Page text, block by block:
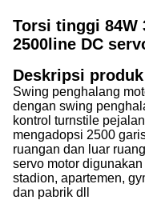
Torsi tinggi 84W
2500line DC
Deskripsi produk
Swing penghalang
dengan swing
kontrol turnstile
mengadopsi 2500
ruangan dan luar
servo motor
stadion, apartemen,
dan pabrik dll